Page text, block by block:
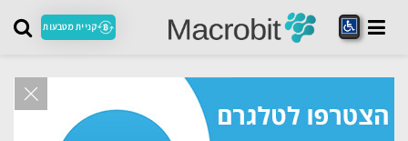
קניית מטבעות